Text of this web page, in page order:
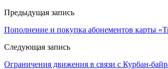
Предыдущая запись
Пополнение и покупка абонементов карты
Следующая запись
Ограничения движения в связи с Курбан-